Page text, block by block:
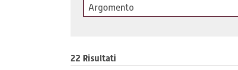
Argomento
22 Risultati